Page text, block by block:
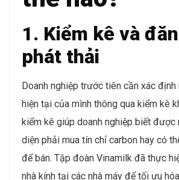
1. Kiểm kê và
phát thải
Doanh nghiệp trước tiên cần xác
hiện tại của mình thông qua kiểm kê
kiểm kê giúp doanh nghiệp biết được
diện phải mua tín chỉ carbon hay có
để bán. Tập đoàn Vinamilk đã thực
nhà kính tại các nhà máy để tối ưu